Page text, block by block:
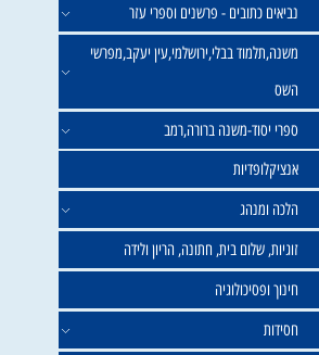
- פרשנים וספרי עזר
בבלי,ירושלמי,עין יעקב,מפרשי
משנה ברורה,רמב
בית, חתונה, הריון ולידה